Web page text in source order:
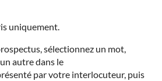
uniquement.
sélectionnez un mot,
autre dans le
par votre interlocuteur, puis